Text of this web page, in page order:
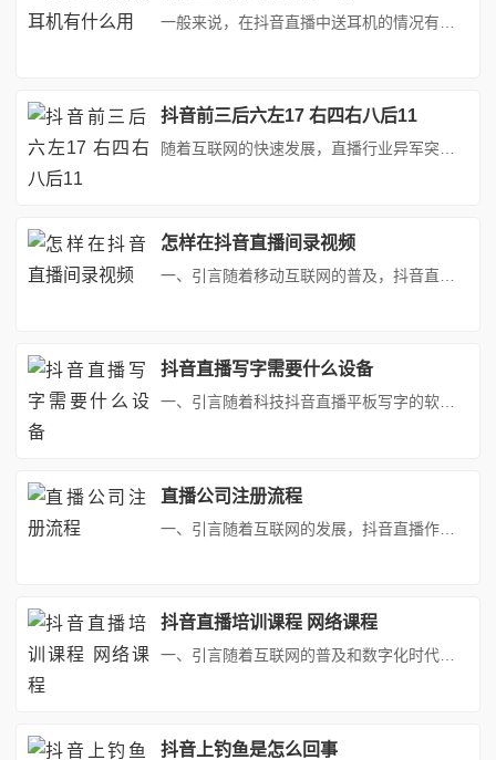
抖音前三后六左17 右四右八后11
随着互联网的快速发展，直播行业异军突起，成为了新时代的热门产业。在众多直播平台中，抖音凭借其庞大的用户基数和精准的内容推荐机制，成为了众多直播爱好者的首选平台。本文将详细介绍抖音前四后八直播的魅力所在，以及它如何引领全民互动时代。一、抖音前四后八直播概述抖音前四后八直播是抖音平台推出的一种新型直播模式。在这种模式下，主播可以在直播过程中进行前四名的展示，以及后八名的备选展示。这种展示方式...
怎样在抖音直播间录视频
抖音直播写字需要什么设备
一、引言随着科技抖音直播平板写字的软件的飞速发展抖音直播平板写字的软件，数字化时代已经深入人心。在这个时代，人们通过各种智能设备表达自我，进行艺术创作。抖音直播平板写字软件正是其中的佼佼者，以其独特的魅力改变了人们的书写习惯。本文将深入探讨这款软件的特点、功能及其对人们生活的影响。二、抖音直播平板写字软件概述抖音直播平板写字软件是一款专门为平板设备设计的书写工具。它结合了现代科技与传统书...
直播公司注册流程
抖音直播培训课程 网络课程
一、引言随着互联网的普及和数字化时代的来临，直播课程作为一种新兴的在线教育形态，正以其独特的魅力和优势吸引着越来越多的用户。抖音直播课程便是其中的佼佼者，它以短视频平台的活跃用户为基础，通过直播形式为广大用户提供多元化的学习资源和互动空间。本文将详细介绍抖音直播课程的工作内容，以及其背后的职业发展趋势和挑战。二、抖音直播课程概述抖音直播课程是抖音平台推出的一种新型在线教育模式。它以短视频...
抖音上钓鱼是怎么回事